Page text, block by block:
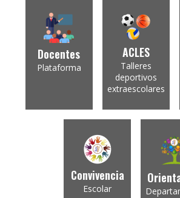
Docentes
Plataforma
ACLES
Talleres
deportivos
extraescolares
Convivencia
Escolar